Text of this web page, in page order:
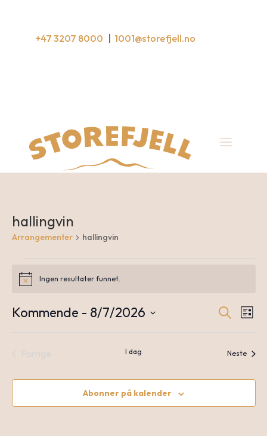
+47 3207 8000 1001@storefjell.no
hallingvin
Arrangementer hallingvin
Arrangementer
NoticeIngen resultater funnet.
Søk Liste
Kommende - 8/7/2026
I dag Neste
Abonner på kalender